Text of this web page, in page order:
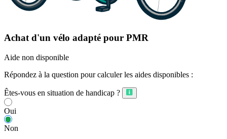
Achat d'un vélo adapté pour PMR
Aide non disponible
Répondez à la question pour calculer les aides disponibles :
Êtes-vous en situation de handicap ?
Oui
Non